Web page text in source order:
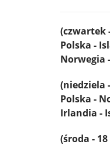
(czwartek
Polska -
Norwegia
(niedziela
Polska -
Irlandia -
(środa -